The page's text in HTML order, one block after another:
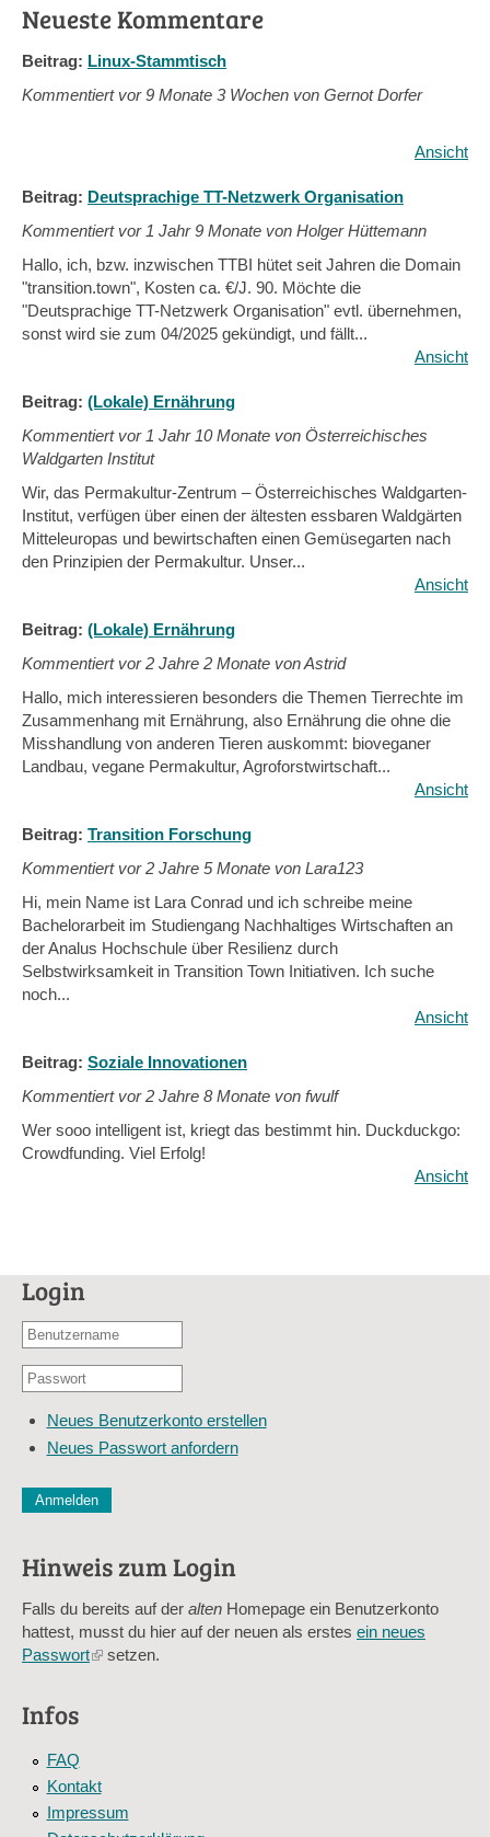
Neueste Kommentare
Beitrag: Linux-Stammtisch
Kommentiert vor9 Monate 3 Wochen von Gernot Dorfer
Ansicht
Beitrag: Deutsprachige TT-Netzwerk Organisation
Kommentiert vor 1 Jahr 9 Monate von Holger Hüttemann
Hallo, ich, bzw. inzwischen TTBI hütet seit Jahren die Domain
"transition.town", Kosten ca. €/J. 90. Möchte die
"Deutsprachige TT-Netzwerk Organisation" evtl. übernehmen,
sonst wird sie zum 04/2025 gekündigt, und fällt...
Ansicht
Beitrag: (Lokale) Ernährung
Kommentiert vor 1 Jahr 10 Monate von Österreichisches
Waldgarten Institut
Wir, das Permakultur-Zentrum – Österreichisches Waldgarten-
Institut, verfügen über einen der ältesten essbaren Waldgärten
Mitteleuropas und bewirtschaften einen Gemüsegarten nach
den Prinzipien der Permakultur. Unser...
Ansicht
Beitrag: (Lokale) Ernährung
Kommentiert vor2 Jahre 2 Monate von Astrid
Hallo, mich interessieren besonders die Themen Tierrechte im
Zusammenhang mit Ernährung, also Ernährung die ohne die
Misshandlung von anderen Tieren auskommt: bioveganer
Landbau, vegane Permakultur, Agroforstwirtschaft...
Ansicht
Beitrag: Transition Forschung
Kommentiert vor2 Jahre 5 Monate von Lara123
Hi, mein Name ist Lara Conrad und ich schreibe meine
Bachelorarbeit im Studiengang Nachhaltiges Wirtschaften an
der Analus Hochschule über Resilienz durch
Selbstwirksamkeit in Transition Town Initiativen. Ich suche
noch...
Ansicht
Beitrag: Soziale Innovationen
Kommentiert vor2 Jahre 8 Monate von fwulf
Wer sooo intelligent ist, kriegt das bestimmt hin. Duckduckgo:
Crowdfunding. Viel Erfolg!
Ansicht
Login
Benutzername
E-
Adresse
Passwort
Neues Benutzerkonto erstellen
Neues Passwort anfordern
Diese Sicherheitsfrage überprüft, ob Sie ein menschlicher
Sag mir nicht, wie viele Sternlein stehen
Hinweis zum Login
Falls du bereits auf der alten Homepage ein Benutzerkonto
hattest, musst du hier auf der neuen als erstes ein neues
Passwort(linksetzen.
Infos
FAQ
Kontakt
Impressum